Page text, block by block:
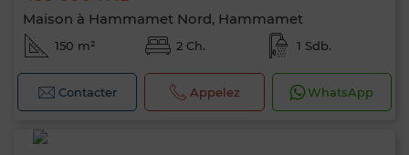
Maison à Hammamet Nord, Hammamet
150 m² 2 Ch. 1 Sdb.
Contacter Appelez WhatsApp